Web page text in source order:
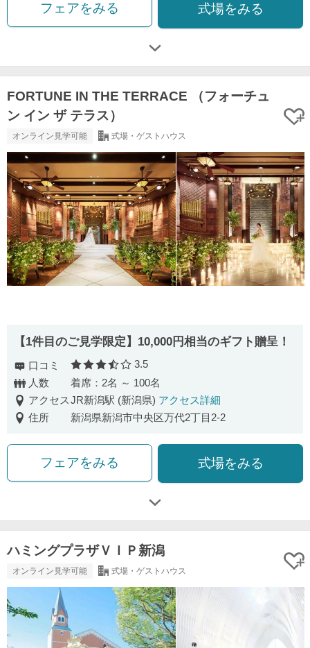
フェアをみる 式場をみる
FORTUNE IN THE TERRACE （フォーチュ
ン イン ザ テラス）
オンライン見学可能 式場・ゲストハウス
【1件目のご見学限定】10,000円相当のギフト贈呈！
口コミ 口コミ評価
3.5
人数
着席：2名 ～ 100名
アクセスJR新潟駅 (新潟県) アクセス詳細
住所
新潟県新潟市中央区万代2丁目2-2
フェアをみる 式場をみる
ハミングプラザＶＩＰ新潟
オンライン見学可能 式場・ゲストハウス